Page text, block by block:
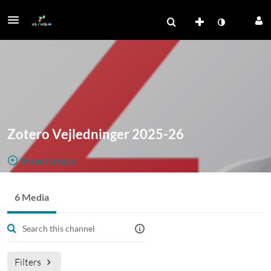
Zotero Vejledninger 2025-26
Show Details
Managers
et begynderkursus i Zotero (version 7.0.15).
Indhold:
6 Media
Filters